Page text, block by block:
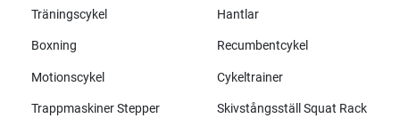
Träningscykel Hantlar
Boxning Recumbentcykel
Motionscykel Cykeltrainer
Trappmaskiner Stepper Skivstångsställ Squat Rack